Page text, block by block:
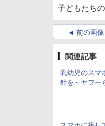
子どもたち
前の画像
関連記事
乳幼児のスマ
針を～ヤフー